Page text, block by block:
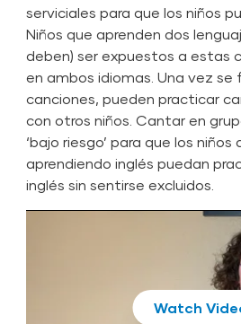
serviciales para que los niños
Niños que aprenden dos
deben) ser expuestos a estas
en ambos idiomas. Una vez se
canciones, pueden practicar
con otros niños. Cantar en
‘bajo riesgo’ para que los
aprendiendo inglés puedan
inglés sin sentirse excluidos.